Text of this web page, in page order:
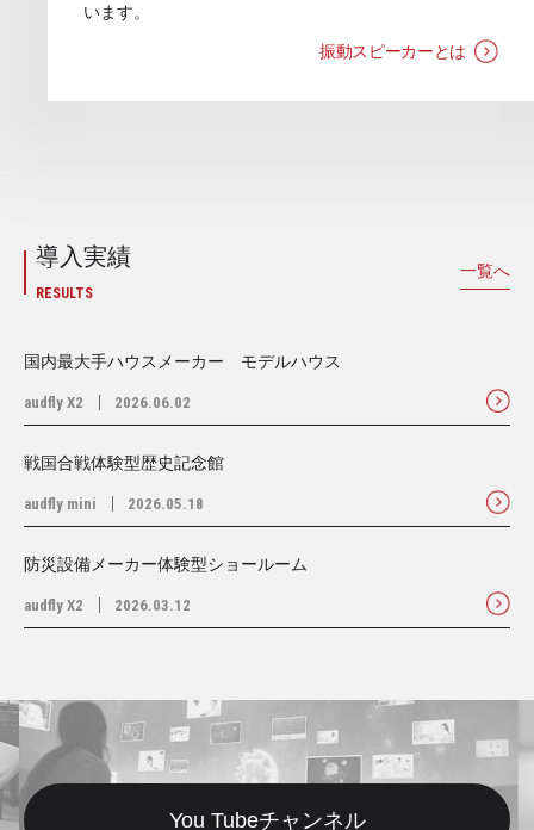
います。
振動スピーカーとは
導入実績
RESULTS
一覧へ
国内最大手ハウスメーカー モデルハウス
audfly X2 2026.06.02
戦国合戦体験型歴史記念館
audfly mini 2026.05.18
防災設備メーカー体験型ショールーム
audfly X2 2026.03.12
You Tubeチャンネル